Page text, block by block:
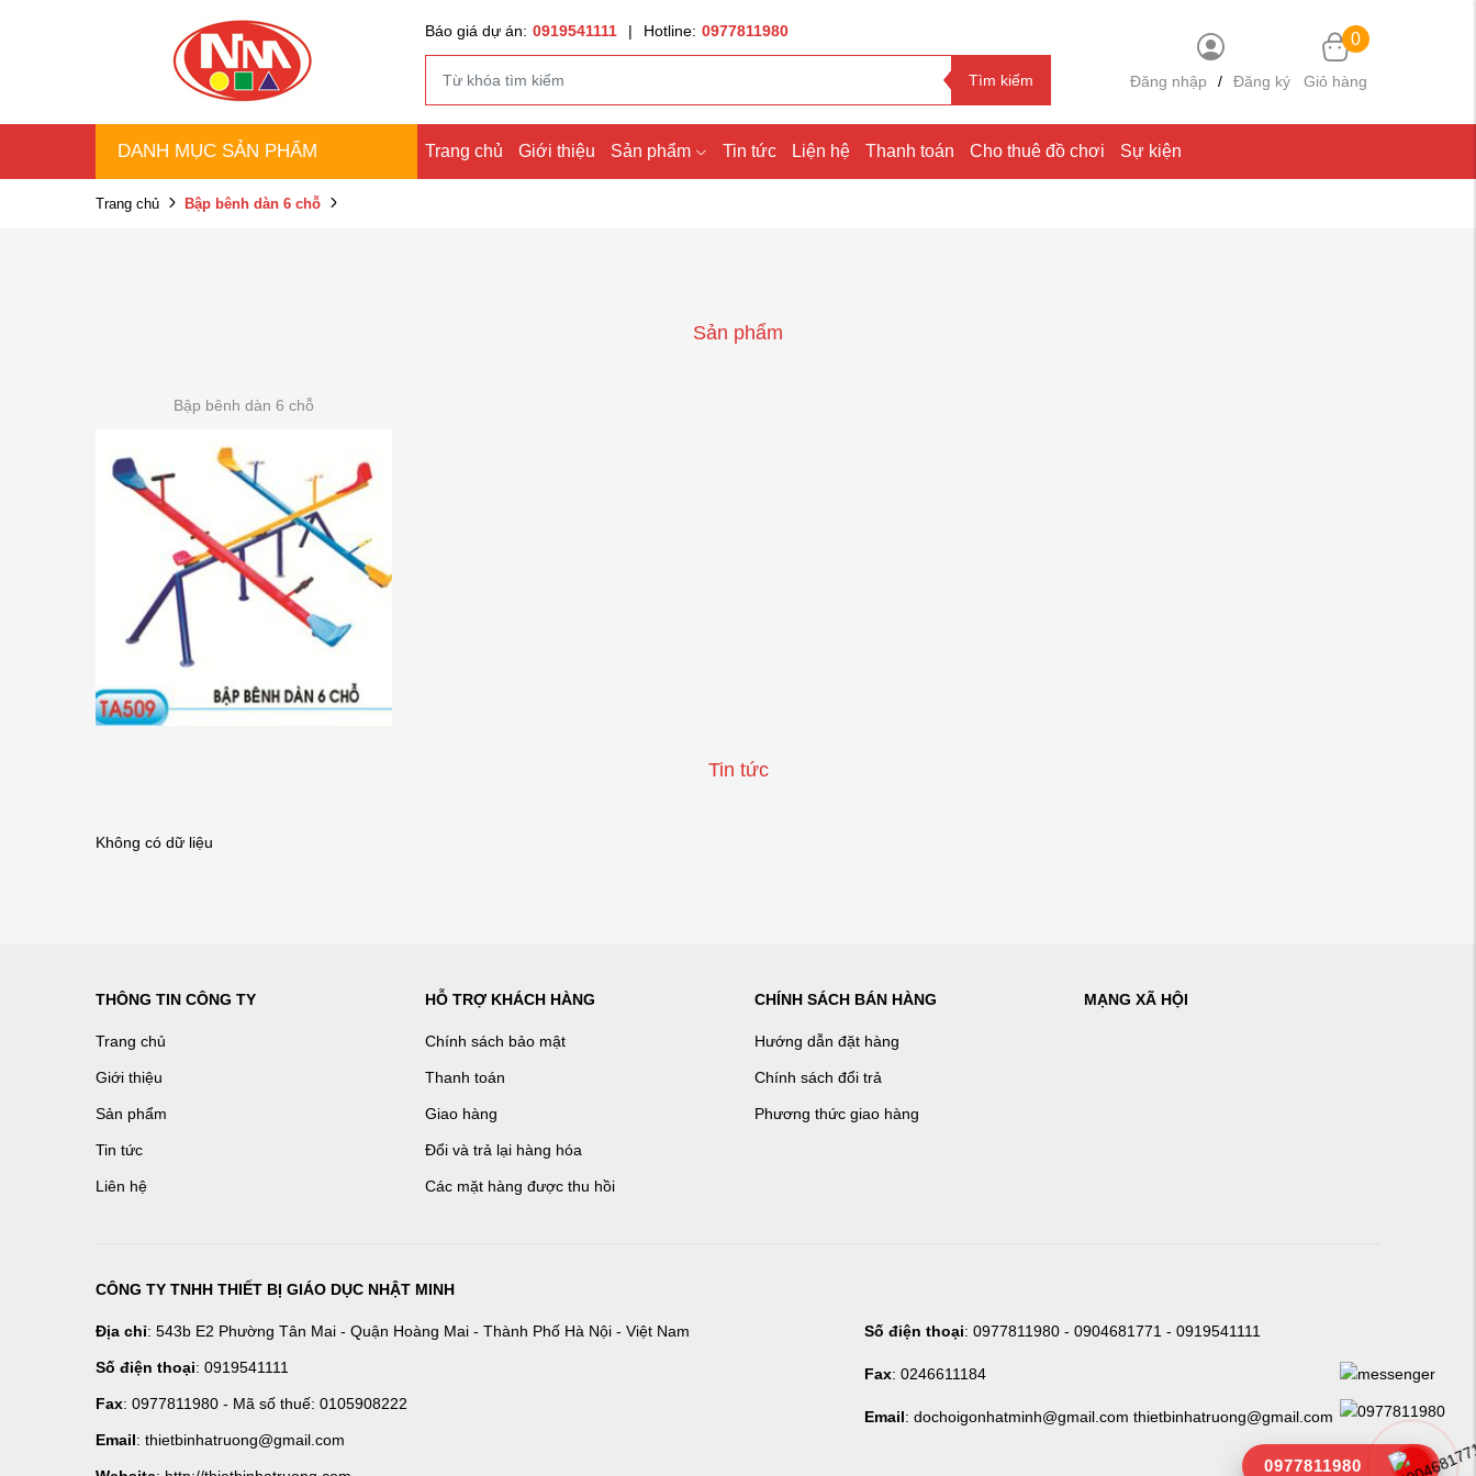
Báo giá dự án: 0919541111 | Hotline: 0977811980
Tìm kiếm Đăng nhập / Đăng ký
0
Giỏ hàng
DANH MỤC SẢN PHẨM Trang chủ Giới thiệu Sản phẩm Tin tức Liện hệ Thanh toán Cho thuê đồ chơi Sự kiện
Trang chủ Bập bênh dàn 6 chỗ
Sản phẩm
Bập bênh dàn 6 chỗ
Tin tức
Không có dữ liệu
THÔNG TIN CÔNG TY
Trang chủ
Giới thiệu
Sản phẩm
Tin tức
Liên hệ
HỖ TRỢ KHÁCH HÀNG
Chính sách bảo mật
Thanh toán
Giao hàng
Đổi và trả lại hàng hóa
Các mặt hàng được thu hồi
CHÍNH SÁCH BÁN HÀNG
Hướng dẫn đặt hàng
Chính sách đổi trả
Phương thức giao hàng
MẠNG XÃ HỘI
CÔNG TY TNHH THIẾT BỊ GIÁO DỤC NHẬT MINH
Địa chỉ: 543b E2 Phường Tân Mai - Quận Hoàng Mai - Thành Phố Hà Nội - Việt Nam
Số điện thoại: 0919541111
Fax: 0977811980 - Mã số thuế: 0105908222
Email: thietbinhatruong@gmail.com
Số điện thoại: 0977811980 - 0904681771 - 0919541111
Fax: 0246611184
Email: dochoigonhatminh@gmail.com thietbinhatruong@gmail.com
0977811980